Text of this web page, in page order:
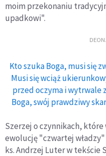
moim przekonaniu
upadkowi".
Kto szuka Boga, musi się
Musi się wciąż
przed oczyma i wytrwale
Boga, swój prawdziwy
Szerzej o czynnikach, które
ewolucję "czwartej
ks. Andrzej Luter w tekście